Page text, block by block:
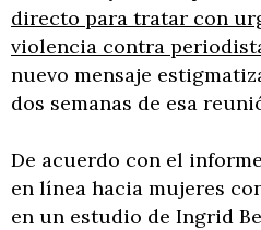
directo para tratar con
violencia contra
nuevo mensaje
dos semanas de esa
De acuerdo con el
en línea hacia mujeres
en un estudio de Ingrid